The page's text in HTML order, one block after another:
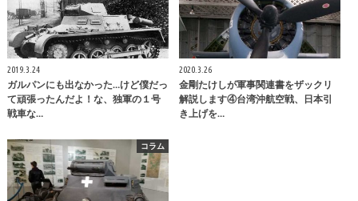
2019.3.24
ガルパンにも出なかった…けど僕だっ
て頑張ったんだよ！な、独軍の１号
戦車な…
2020.3.26
金剛たけしが軍事関連書をザックリ
解説します④台湾沖航空戦、日本引
き上げを…
コラム